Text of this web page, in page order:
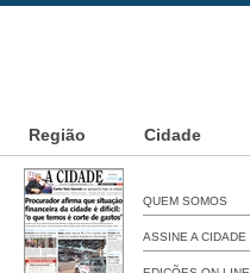
Região Cidade
QUEM SOMOS
ASSINE A CIDADE